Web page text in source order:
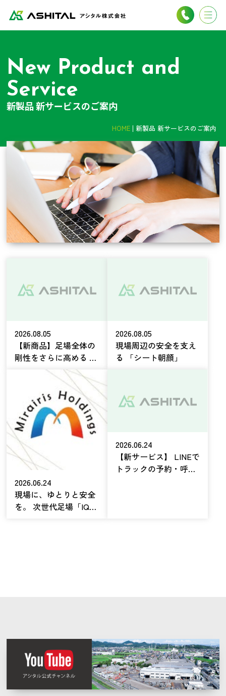
New Product and
Service
新製品 新サービスのご案内
HOME 新製品 新サービスのご案内
2026.08.05
【新商品】足場全体の
剛性をさらに高める ​
「アルスピーダー連結
金具」をリリース
2026.08.05
現場周辺の安全を支え
る 「シート朝顔」
2026.06.24
現場に、ゆとりと安全
を。 ​次世代足場「IQシ
2026.06.24
【新サービス】 ​LINEで
トラックの予約・呼び